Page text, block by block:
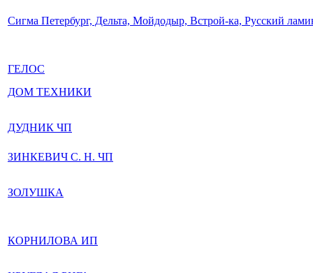
Сигма Петербург, Дельта, Мойдодыр, Встрой-ка, Русский
ГЕЛОС
ДОМ ТЕХНИКИ
ДУДНИК ЧП
ЗИНКЕВИЧ С. Н. ЧП
ЗОЛУШКА
КОРНИЛОВА ИП